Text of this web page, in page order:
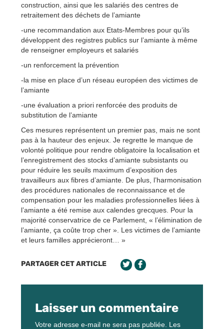
construction, ainsi que les salariés des centres de
retraitement des déchets de l’amiante
-une recommandation aux Etats-Membres pour qu’ils
développent des registres publics sur l’amiante à même
de renseigner employeurs et salariés
-un renforcement la prévention
-la mise en place d’un réseau européen des victimes de
l’amiante
-une évaluation a priori renforcée des produits de
substitution de l’amiante
Ces mesures représentent un premier pas, mais ne sont
pas à la hauteur des enjeux. Je regrette le manque de
volonté politique pour rendre obligatoire la localisation et
l’enregistrement des stocks d’amiante subsistants ou
pour réduire les seuils maximum d’exposition des
travailleurs aux fibres d’amiante. De plus, l’harmonisation
des procédures nationales de reconnaissance et de
compensation pour les maladies professionnelles liées à
l’amiante a été remise aux calendes grecques. Pour la
majorité conservatrice de ce Parlement, « l’élimination de
l’amiante, ça coûte trop cher ». Les victimes de l’amiante
et leurs familles apprécieront… »
PARTAGER CET ARTICLE
Laisser un commentaire
Votre adresse e-mail ne sera pas publiée. Les